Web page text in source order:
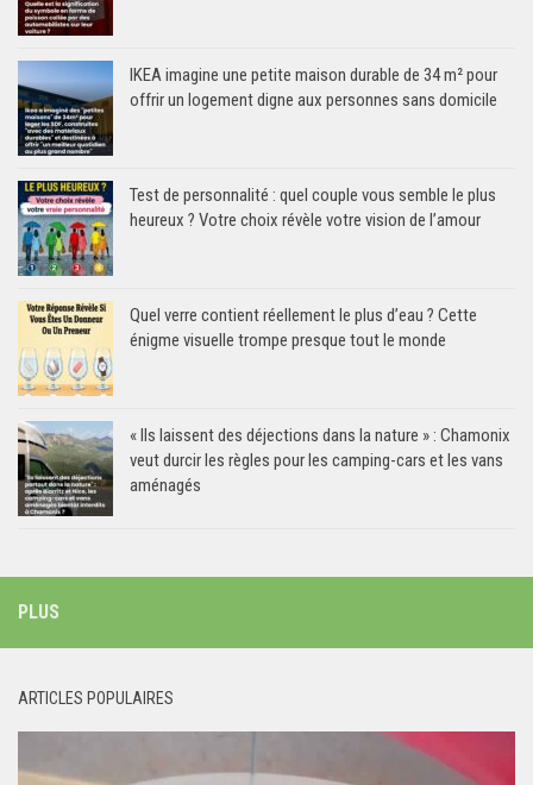
IKEA imagine une petite maison durable de 34 m² pour
offrir un logement digne aux personnes sans domicile
Test de personnalité : quel couple vous semble le plus
heureux ? Votre choix révèle votre vision de l’amour
Quel verre contient réellement le plus d’eau ? Cette
énigme visuelle trompe presque tout le monde
« Ils laissent des déjections dans la nature » : Chamonix
veut durcir les règles pour les camping-cars et les vans
aménagés
PLUS
ARTICLES POPULAIRES